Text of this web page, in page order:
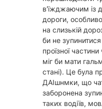
в'їжджаючим із
дороги,
на слизькій
би не
проїзної
міг би мати
стані). Це була
ДАІшнмки, що
заборонена
таких водіїв,